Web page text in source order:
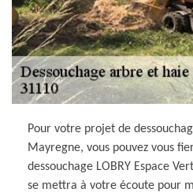
Pour votre projet de
Mayregne, vous pouvez vous
dessouchage LOBRY Espace
se mettra à votre écoute pour